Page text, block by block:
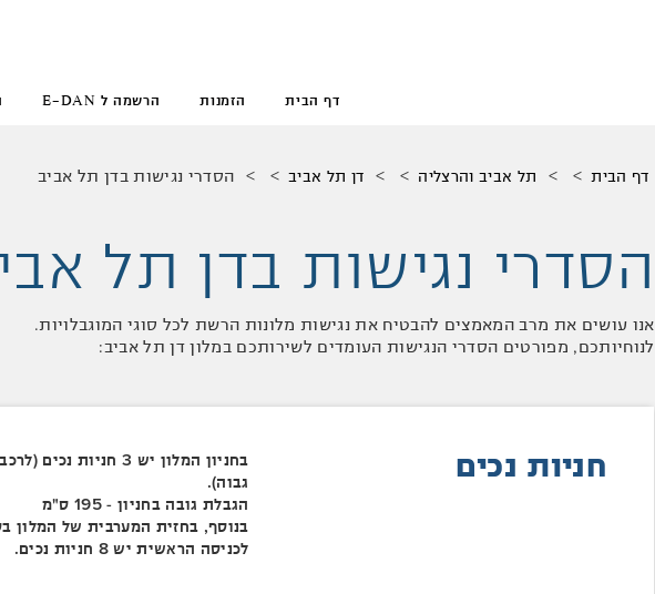
דף הבית הזמנות הרשמה ל E-DAN
מיקומך
דף הבית תל אביב והרצליה דן תל אביב הסדרי נגישות בדן תל אביב
הסדרי נגישות בדן תל
אנו עושים את מרב המאמצים להבטיח את נגישות מלונות הרשת לכל סוגי המוגבלויות.
לנוחיותכם, מפורטים הסדרי הנגישות העומדים לשירותכם במלון דן תל אביב:
חניות נכים
בחניון המלון יש 3 חניות
גבוה).
הגבלת גובה בחניון - 195 ס"מ
בנוסף, בחזית המערבית של המלון
לכניסה הראשית יש 8 חניות נכים.